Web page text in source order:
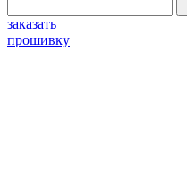
заказать
прошивку